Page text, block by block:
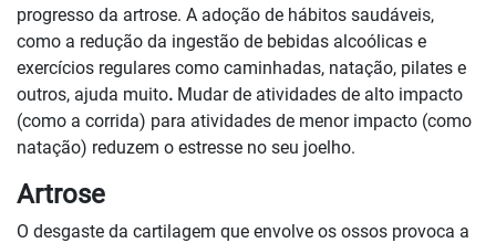
progresso da artrose. A adoção de hábitos saudáveis,
como a redução da ingestão de bebidas alcoólicas e
exercícios regulares como caminhadas, natação, pilates e
outros, ajuda muito. Mudar de atividades de alto impacto
(como a corrida) para atividades de menor impacto (como
natação) reduzem o estresse no seu joelho.
Artrose
O desgaste da cartilagem que envolve os ossos provoca a